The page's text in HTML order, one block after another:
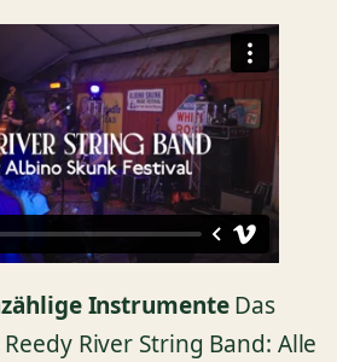
InstrumenteDas
River String Band: Alle